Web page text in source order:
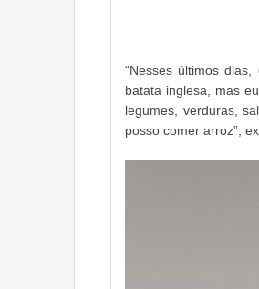
“Nesses últimos
batata inglesa, mas
legumes, verduras,
posso comer arroz”,